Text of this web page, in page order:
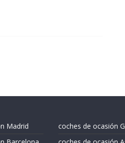
Madrid
coches de ocasión